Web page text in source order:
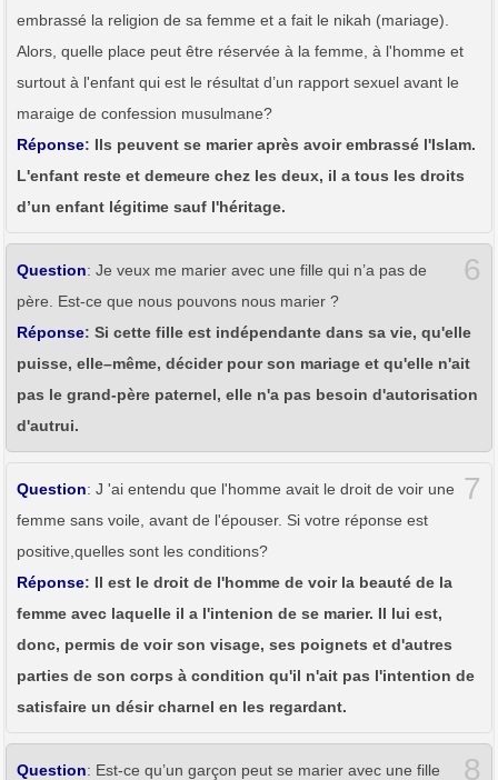
embrassé la religion de sa femme et a fait le nikah (mariage).
Alors, quelle place peut être réservée à la femme, à l'homme et
surtout à l'enfant qui est le résultat d’un rapport sexuel avant le
maraige de confession musulmane?
Réponse: Ils peuvent se marier après avoir embrassé l'Islam.
L'enfant reste et demeure chez les deux, il a tous les droits
d’un enfant légitime sauf l'héritage.
6
Question: Je veux me marier avec une fille qui n’a pas de
père. Est-ce que nous pouvons nous marier ?
Réponse: Si cette fille est indépendante dans sa vie, qu'elle
puisse, elle–même, décider pour son mariage et qu'elle n'ait
pas le grand-père paternel, elle n'a pas besoin d'autorisation
d'autrui.
7
Question: J 'ai entendu que l'homme avait le droit de voir une
femme sans voile, avant de l'épouser. Si votre réponse est
positive,quelles sont les conditions?
Réponse: Il est le droit de l'homme de voir la beauté de la
femme avec laquelle il a l'intenion de se marier. Il lui est,
donc, permis de voir son visage, ses poignets et d'autres
parties de son corps à condition qu'il n'ait pas l'intention de
satisfaire un désir charnel en les regardant.
8
Question: Est-ce qu’un garçon peut se marier avec une fille